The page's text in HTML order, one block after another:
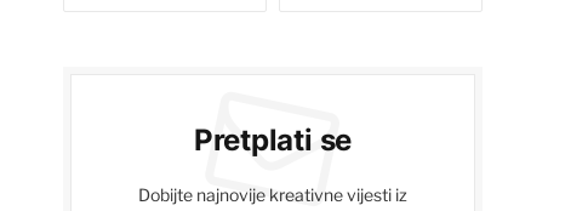
Pretplati se
Dobijte najnovije kreativne vijesti iz